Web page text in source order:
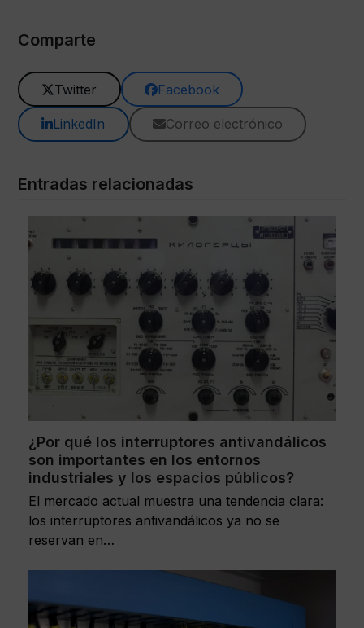
Comparte
Twitter Facebook
LinkedIn Correo electrónico
Entradas relacionadas
¿Por qué los interruptores antivandálicos
son importantes en los entornos
industriales y los espacios públicos?
El mercado actual muestra una tendencia clara:
los interruptores antivandálicos ya no se
reservan en…